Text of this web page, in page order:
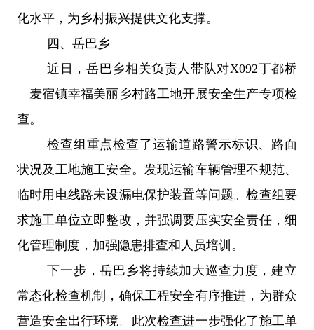
化水平，为乡村振兴提供文化支撑。
四、 岳巴乡
近日，岳巴乡相关负责人带队对X092丁都桥
—麦宿镇幸福美丽乡村路工地开展安全生产专项检
查。
检查组重点检查了运输道路警示标识、路面
状况及工地施工安全。发现运输车辆管理不规范、
临时用电线路未设漏电保护装置等问题。检查组要
求施工单位立即整改，并强调要压实安全责任，细
化管理制度，加强隐患排查和人员培训。
下一步，岳巴乡将持续加大巡查力度，建立
常态化检查机制，确保工程安全有序推进，为群众
营造安全出行环境。此次检查进一步强化了施工单